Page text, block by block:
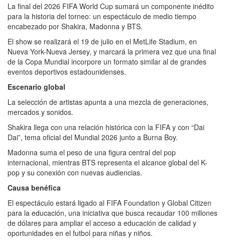
La final del 2026 FIFA World Cup sumará un componente inédito
para la historia del torneo: un espectáculo de medio tiempo
encabezado por Shakira, Madonna y BTS.
El show se realizará el 19 de julio en el MetLife Stadium, en
Nueva York-Nueva Jersey, y marcará la primera vez que una final
de la Copa Mundial incorpore un formato similar al de grandes
eventos deportivos estadounidenses.
Escenario global
La selección de artistas apunta a una mezcla de generaciones,
mercados y sonidos.
Shakira llega con una relación histórica con la FIFA y con “Dai
Dai”, tema oficial del Mundial 2026 junto a Burna Boy.
Madonna suma el peso de una figura central del pop
internacional, mientras BTS representa el alcance global del K-
pop y su conexión con nuevas audiencias.
Causa benéfica
El espectáculo estará ligado al FIFA Foundation y Global Citizen
para la educación, una iniciativa que busca recaudar 100 millones
de dólares para ampliar el acceso a educación de calidad y
oportunidades en el futbol para niñas y niños.